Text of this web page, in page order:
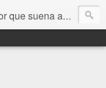
suena ahora!!!